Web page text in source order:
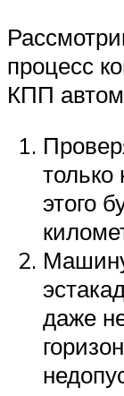
процесс
КПП
этого
даже